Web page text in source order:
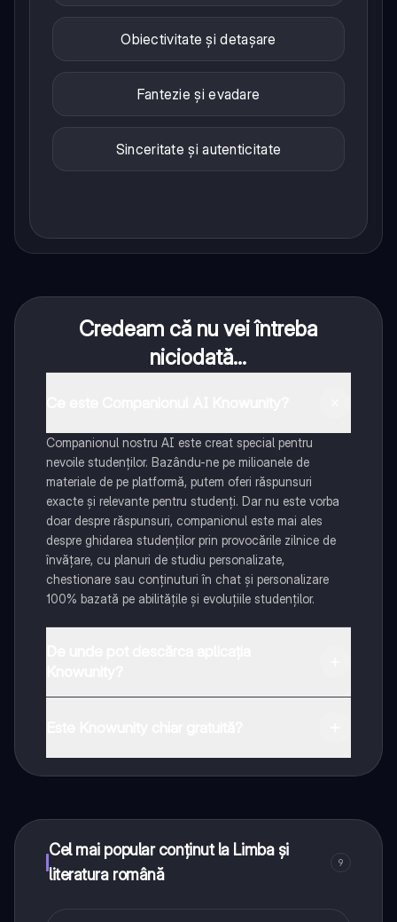
Obiectivitate și detașare
Fantezie și evadare
Sinceritate și autenticitate
Credeam că nu vei întreba
niciodată...
Companionul nostru AI este creat special pentru
nevoile studenților. Bazându-ne pe milioanele de
materiale de pe platformă, putem oferi răspunsuri
exacte și relevante pentru studenți. Dar nu este vorba
doar despre răspunsuri, companionul este mai ales
despre ghidarea studenților prin provocările zilnice de
învățare, cu planuri de studiu personalizate,
chestionare sau conținuturi în chat și personalizare
100% bazată pe abilitățile și evoluțiile studenților.
Cel mai popular conținut la Limba și
literatura română
9